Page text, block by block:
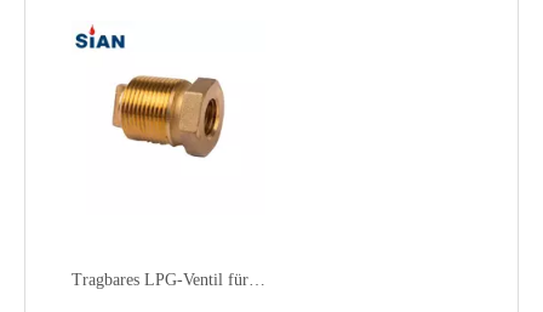
Tragbares LPG-Ventil für Camping aus Kupfer